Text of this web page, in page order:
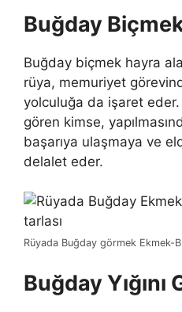
Buğday
Buğday biçmek hayra
rüya, memuriyet
yolculuğa da işaret eder.
gören kimse,
başarıya ulaşmaya ve
delalet eder.
Rüyada Buğday görmek Ekmek-
Buğday Yığını